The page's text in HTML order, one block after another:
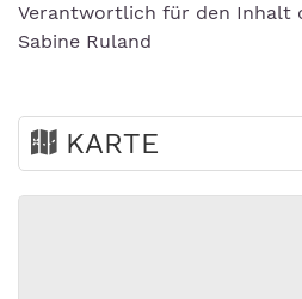
Verantwortlich für den Inhalt
Sabine Ruland
KARTE